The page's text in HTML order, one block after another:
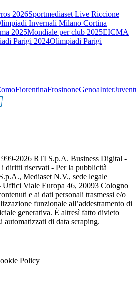
2026Sportmediaset Live Riccione
Invernali Milano Cortina
2025Mondiale per club 2025EICMA
Parigi 2024Olimpiadi Parigi
FiorentinaFrosinoneGenoaInter
2026 RTI S.p.A. Business Digital -
diritti riservati - Per la pubblicità
Mediaset N.V., sede legale
Uffici Viale Europa 46, 20093 Cologno
e ai dati personali trasmessi e/o
funzionale all’addestramento di
generativa. È altresì fatto divieto
automatizzati di data scraping.
Policy